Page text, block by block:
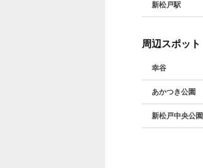
新松戸駅
周辺スポット
幸谷
あかつき公園
新松戸中央公園